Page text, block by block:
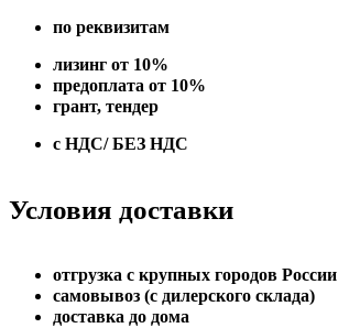
по реквизитам
лизинг от 10%
предоплата от 10%
грант, тендер
с НДС/ БЕЗ НДС
Условия доставки
отгрузка с крупных городов России
самовывоз (с дилерского склада)
доставка до дома